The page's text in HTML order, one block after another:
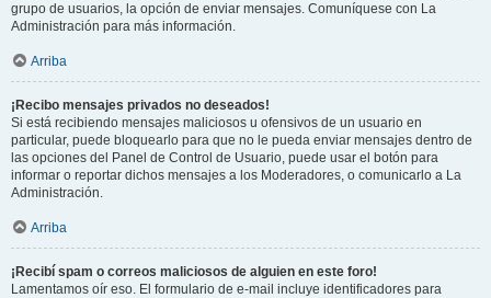
grupo de usuarios, la opción de enviar mensajes. Comuníquese con La
Administración para más información.
Arriba
¡Recibo mensajes privados no deseados!
Si está recibiendo mensajes maliciosos u ofensivos de un usuario en
particular, puede bloquearlo para que no le pueda enviar mensajes dentro de
las opciones del Panel de Control de Usuario, puede usar el botón para
informar o reportar dichos mensajes a los Moderadores, o comunicarlo a La
Administración.
Arriba
¡Recibí spam o correos maliciosos de alguien en este foro!
Lamentamos oír eso. El formulario de e-mail incluye identificadores para